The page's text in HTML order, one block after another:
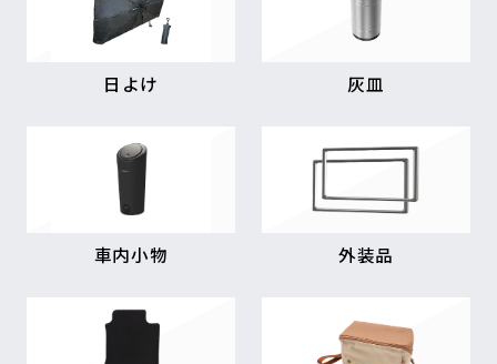
日よけ 灰皿
車内小物 外装品